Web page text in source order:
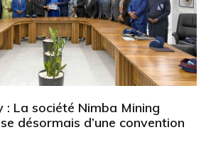
: La société Nimba Mining
désormais d’une convention